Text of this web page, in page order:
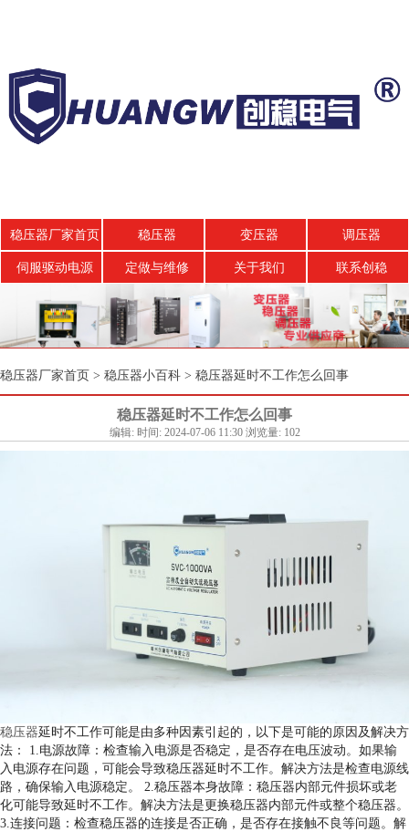
稳压器厂家首页 稳压器 变压器 调压器
伺服驱动电源 定做与维修 关于我们 联系创稳
稳压器厂家首页 > 稳压器小百科 > 稳压器延时不工作怎么回事
稳压器延时不工作怎么回事
编辑: 时间: 2024-07-06 11:30 浏览量: 102
稳压器延时不工作可能是由多种因素引起的，以下是可能的原因及解决方
法： 1.电源故障：检查输入电源是否稳定，是否存在电压波动。如果输
入电源存在问题，可能会导致稳压器延时不工作。解决方法是检查电源线
路，确保输入电源稳定。 2.稳压器本身故障：稳压器内部元件损坏或老
化可能导致延时不工作。解决方法是更换稳压器内部元件或整个稳压器。
3.连接问题：检查稳压器的连接是否正确，是否存在接触不良等问题。解